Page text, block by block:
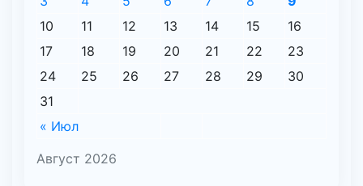
Август 2026
« Июл
10
11 12 13 14 15
16
17
18 19 20 21 22
23
24
25 26 27 28 29
30
31